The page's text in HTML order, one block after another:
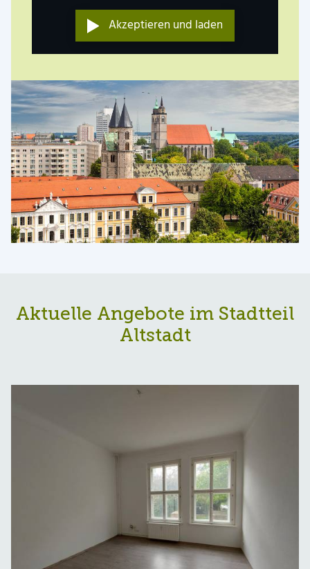
Akzeptieren und laden
Aktuelle Angebote im Stadtteil
Altstadt